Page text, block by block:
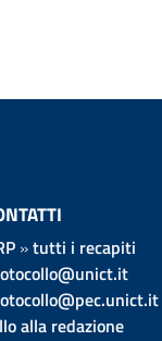
»tutti i recapiti
alla redazione